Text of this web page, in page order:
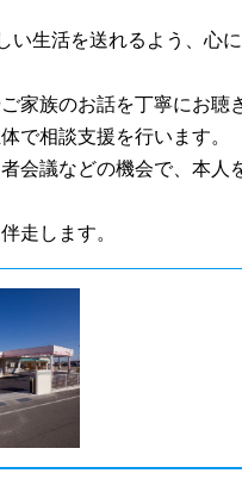
い生活を送れるよう、心
家族のお話を丁寧にお聴
で相談支援を行います。
者会議などの機会で、本
走します。